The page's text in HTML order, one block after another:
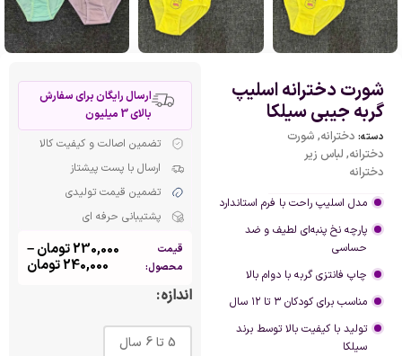
شورت دخترانه اسلیپ
گربه جیبی سیلکا
دسته: دخترانه, شورت
دخترانه, لباس زیر
دخترانه
مدل اسلیپ راحت با فرم استاندارد
پارچه نخ پنبه‌ای لطیف و ضد
حساسی
چاپ فانتزی گربه با دوام بالا
مناسب برای کودکان ۳ تا ۱۲ سال
تولید با کیفیت بالا توسط برند
سیلکا
ارسال رایگان برای سفارش
بالای 3 میلیون
تضمین اصالت و کیفیت کالا
ارسال با پست پیشتاز
تضمین قیمت تولیدی
پشتیبانی حرفه ای
قیمت
محصول:
230,000تومان–
240,000تومان
اندازه
5 تا 6 سال